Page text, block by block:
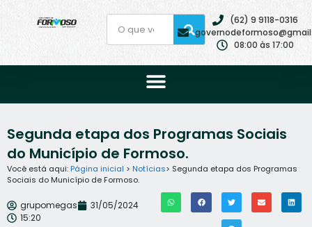
(62) 9 9118-0316
08:00 às 17:00
Segunda etapa dos Programas Sociais
do Município de Formoso.
Você está aqui: Página inicial > Notícias> Segunda etapa dos Programas
Sociais do Município de Formoso.
grupomegas
31/05/2024
15:20